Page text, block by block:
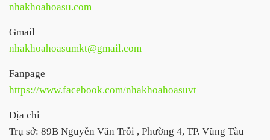
nhakhoahoasu.com
Gmail
nhakhoahoasumkt@gmail.com
Fanpage
https://www.facebook.com/nhakhoahoasuvt
Địa chỉ
Trụ sở: 89B Nguyễn Văn Trỗi , Phường 4, TP. Vũng Tàu